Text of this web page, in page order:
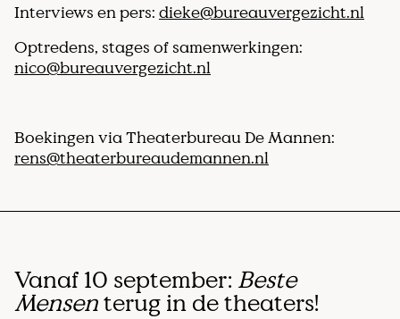
Interviews en pers: dieke@bureauvergezicht.nl
Optredens, stages of samenwerkingen:
nico@bureauvergezicht.nl
Boekingen via Theaterbureau De Mannen:
rens@theaterbureaudemannen.nl
Vanaf 10 september: Beste
Mensenterug in de theaters!